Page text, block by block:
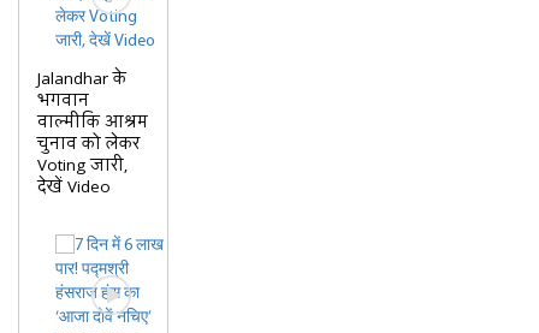
Jalandhar के
भगवान
वाल्मीकि आश्रम
चुनाव को लेकर
Voting जारी,
देखें Video